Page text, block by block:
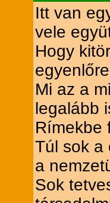
Itt van
vele
Hogy
Mi az a
legalább
Rímekbe
Túl sok a
a
Sok